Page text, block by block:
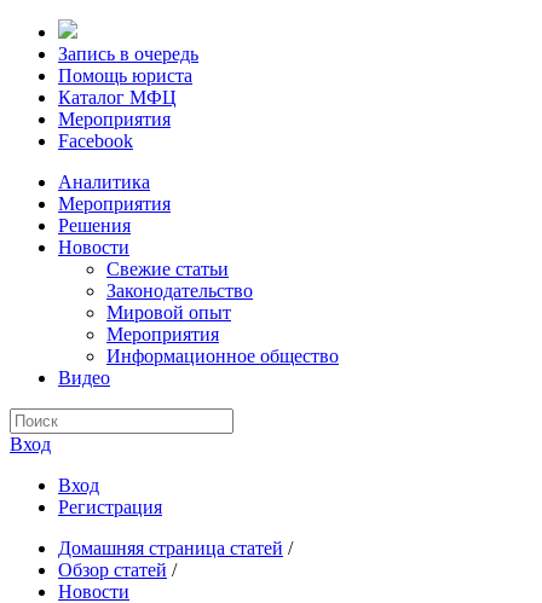
Запись в очередь
Помощь юриста
Каталог МФЦ
Мероприятия
Facebook
Аналитика
Мероприятия
Решения
Новости
Свежие статьи
Законодательство
Мировой опыт
Мероприятия
Информационное общество
Видео
Вход
Вход
Регистрация
Домашняя страница статей /
Обзор статей /
Новости